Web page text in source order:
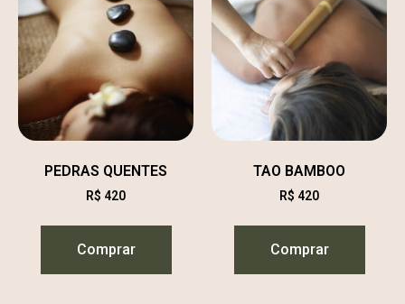
PEDRAS QUENTES
R$ 420
Comprar
TAO BAMBOO
R$ 420
Comprar